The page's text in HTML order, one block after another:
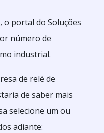
o portal do Soluções
número de
industrial.
de relé de
de saber mais
selecione um ou
adiante: